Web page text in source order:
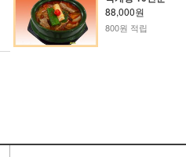
88,000원
800원 적립